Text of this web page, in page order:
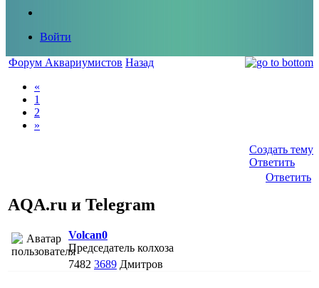
Войти
Форум Аквариумистов Назад
«
1
2
»
Создать тему
Ответить
Ответить
AQA.ru и Telegram
Volcan0
Председатель колхоза
7482 3689 Дмитров